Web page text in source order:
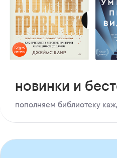
новинки и
пополняем библиотеку